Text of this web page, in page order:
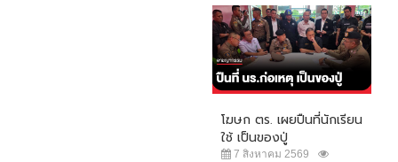
โฆษก ตร. เผยปืนที่นักเรียน
ใช้ เป็นของปู่
7 สิงหาคม 2569